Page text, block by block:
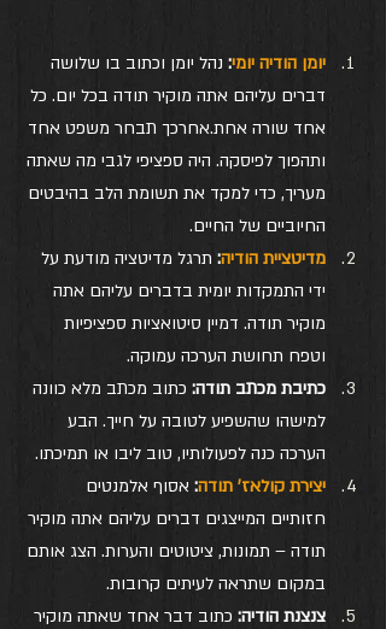
יומן הודיה יומי: נהל יומן וכתוב בו שלושה
דברים עליהם אתה מוקיר תודה בכל יום. כל
אחד שורה אחת.אחרכך תבחר משפט אחד
ותהפוך לפיסקה. היה ספציפי לגבי מה שאתה
מעריך, כדי למקד את תשומת הלב בהיבטים
החיוביים של החיים.
מדיטציית הודיה: תרגל מדיטציה מודעת על
ידי התמקדות יומית בדברים עליהם אתה
מוקיר תודה. דמיין סיטואציות ספציפיות
וטפח תחושת הערכה עמוקה.
כתיבת מכתב תודה: כתוב מכתב מלא כוונה
למישהו שהשפיע לטובה על חייך. הבע
הערכה כנה לפעולותיו, טוב ליבו או תמיכתו.
יצירת קולאז' תודה: אסוף אלמנטים
חזותיים המייצגים דברים עליהם אתה מוקיר
תודה – תמונות, ציטוטים והערות. הצג אותם
במקום שתראה לעיתים קרובות.
צנצנת הודיה: כתוב דבר אחד שאתה מוקיר